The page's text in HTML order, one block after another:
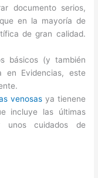
documento serios,
en la mayoría de
de gran calidad.
básicos (y también
en Evidencias, este
venosasya tienene
incluye las últimas
unos cuidados de